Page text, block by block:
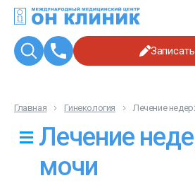
Главная Гинекология Лечение
Лечение
мочи